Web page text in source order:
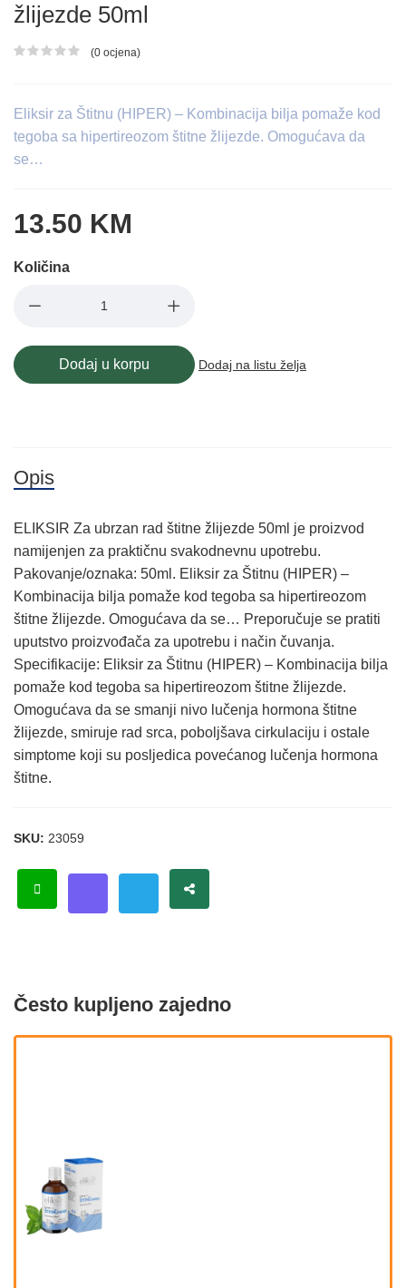
žlijezde 50ml
Ocjena proizvoda
(0 ocjena)
Eliksir za Štitnu (HIPER) – Kombinacija bilja pomaže kod
tegoba sa hipertireozom štitne žlijezde. Omogućava da
se…
13.50 KM
Količina
Dodaj u korpu Dodaj na listu želja
Opis
ELIKSIR Za ubrzan rad štitne žlijezde 50ml je proizvod
namijenjen za praktičnu svakodnevnu upotrebu.
Pakovanje/oznaka: 50ml. Eliksir za Štitnu (HIPER) –
Kombinacija bilja pomaže kod tegoba sa hipertireozom
štitne žlijezde. Omogućava da se… Preporučuje se pratiti
uputstvo proizvođača za upotrebu i način čuvanja.
Specifikacije: Eliksir za Štitnu (HIPER) – Kombinacija bilja
pomaže kod tegoba sa hipertireozom štitne žlijezde.
Omogućava da se smanji nivo lučenja hormona štitne
žlijezde, smiruje rad srca, poboljšava cirkulaciju i ostale
simptome koji su posljedica povećanog lučenja hormona
štitne.
SKU: 23059
Često kupljeno zajedno